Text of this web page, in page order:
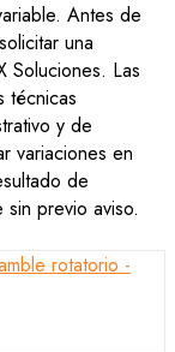
Antes de
una
Soluciones. Las
técnicas
y de
variaciones en
de
previo aviso.